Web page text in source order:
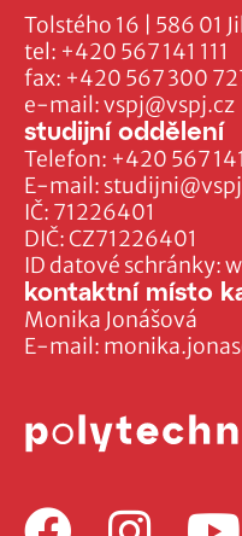
Tolstého 16 | 586 01
tel: +420 567 141 111
fax: +420 567 300
e-mail:vspj@vspj.cz
IČ: 71226401
DIČ: CZ71226401
ID datové schránky:
studijní oddělení
Telefon: +420 567
E-mail:
kontaktní místo
Monika Jonášová
E-mail: